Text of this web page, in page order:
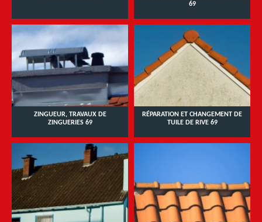
69
ZINGUEUR, TRAVAUX DE
ZINGUERIES 69
RÉPARATION ET CHANGEMENT DE
TUILE DE RIVE 69